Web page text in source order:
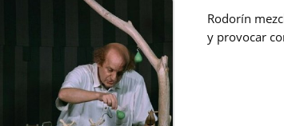
Rodorín
y provocar